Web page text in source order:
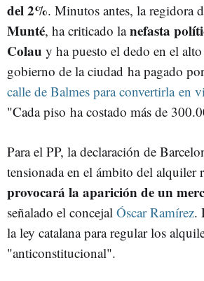
del 2%. Minutos antes, la regidora
Munté, ha criticado lanefasta
Colau y ha puesto el dedo en el
gobierno de la ciudad ha pagado por
calle de Balmes para convertirla en
"Cada piso ha costado más de
Para el PP, la declaración de
tensionada en el ámbito del alquiler
provocará la aparición de un
señalado el concejal Óscar Ramírez.
la ley catalana para regular los
"anticonstitucional".